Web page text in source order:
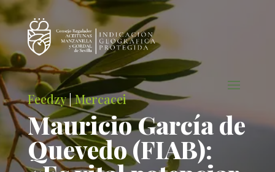
Feedzy|Mercacei
Mauricio García de
Quevedo (FIAB):